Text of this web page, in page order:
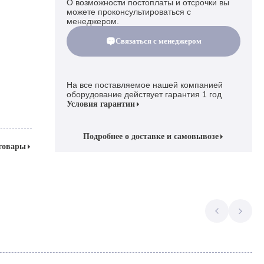
О возможности постоплаты и отсрочки вы
можете проконсультироваться с
менеджером.
Связаться с менеджером
На все поставляемое нашей компанией
оборудование действует гарантия 1 год
Условия гарантии
Подробнее о доставке и самовывозе